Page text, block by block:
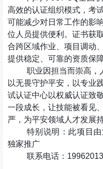
高效的认证组织模式，考
可能减少对日常工作的影
位人员提供便利。证书获
合跨区域作业、项目调动
提供稳定、可靠的资质保障
职业因担当而崇高，
以无畏守护平安，以专业
试认证中心以权威认证致
一段成长，让技能被看见
严，为平安领域人才发展
特别说明：此项目
独家推广
联系电话：